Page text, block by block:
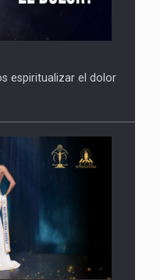
espiritualizar el dolor